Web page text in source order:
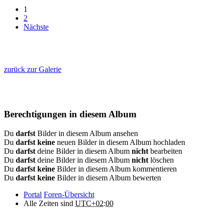
1
2
Nächste
zurück zur Galerie
Berechtigungen in diesem Album
Du darfst Bilder in diesem Album ansehen
Du darfst keine neuen Bilder in diesem Album hochladen
Du darfst deine Bilder in diesem Album nicht bearbeiten
Du darfst deine Bilder in diesem Album nicht löschen
Du darfst keine Bilder in diesem Album kommentieren
Du darfst keine Bilder in diesem Album bewerten
Portal Foren-Übersicht
Alle Zeiten sind UTC+02:00